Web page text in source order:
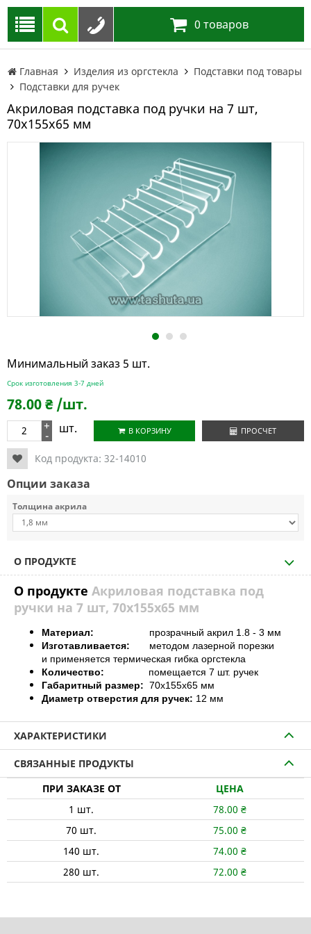
0 товаров
Главная Изделия из оргстекла
Подставки под товары
Подставки для ручек
Акриловая подставка под ручки на 7 шт,
70х155х65 мм
1 2 3
Минимальный заказ 5 шт.
Срок изготовления 3-7 дней
78.00₴ /шт.
+
- шт. В КОРЗИНУ ПРОСЧЕТ
Код продукта: 32-14010
Опции заказа
Толщина акрила
О ПРОДУКТЕ
О продукте Акриловая подставка под
ручки на 7 шт, 70х155х65 мм
Материал: прозрачный акрил 1.8 - 3 мм
Изготавливается: методом лазерной порезки
и применяется термическая гибка оргстекла
Количество:
помещается 7 шт. ручек
Габаритный размер: 70х155х65 мм
Диаметр отверстия для ручек: 12 мм
ХАРАКТЕРИСТИКИ
СВЯЗАННЫЕ ПРОДУКТЫ
ПРИ ЗАКАЗЕ ОТ
ЦЕНА
1 шт. 78.00 ₴
70 шт. 75.00 ₴
140 шт. 74.00 ₴
280 шт. 72.00 ₴